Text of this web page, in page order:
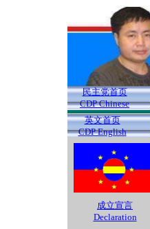
民主党首页
CDP Chinese
英文首页
CDP English
成立宣言
Declaration